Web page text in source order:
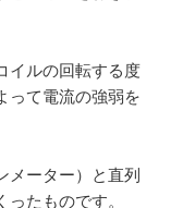
イルの回転する度
って電流の強弱を
メーター）と直列
たものです。